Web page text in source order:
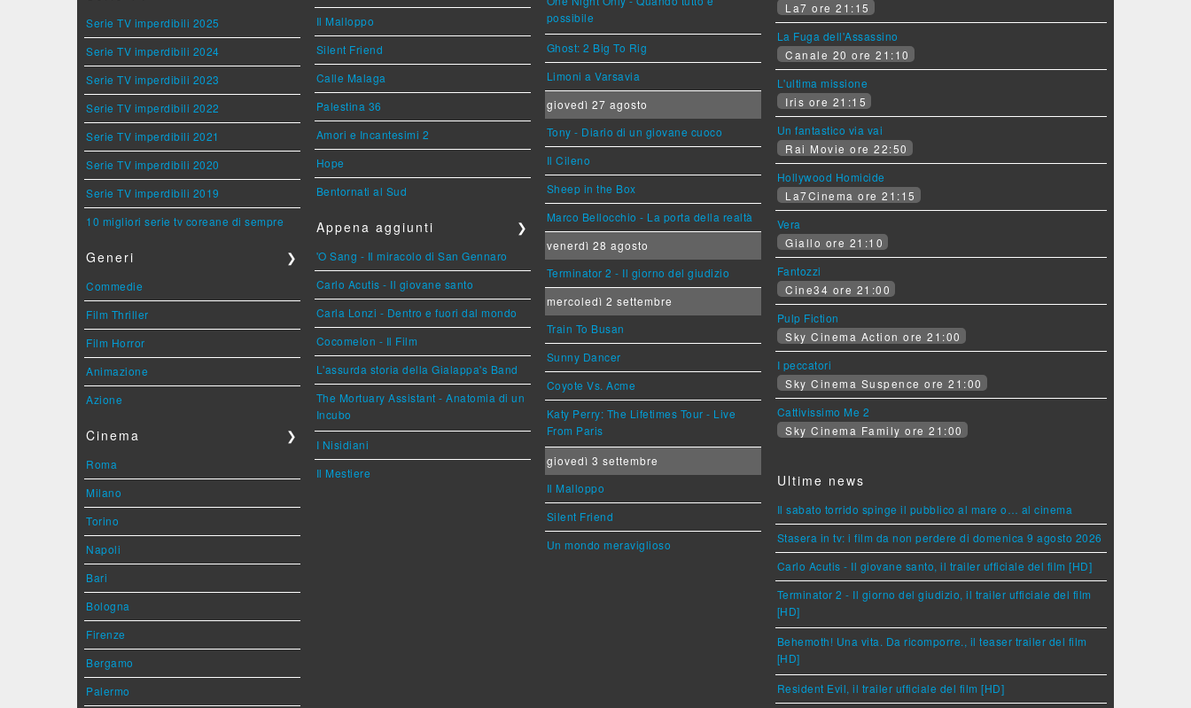
Serie TV imperdibili 2025
Serie TV imperdibili 2024
Serie TV imperdibili 2023
Serie TV imperdibili 2022
Serie TV imperdibili 2021
Serie TV imperdibili 2020
Serie TV imperdibili 2019
10 migliori serie tv coreane di sempre
Generi ❯
Commedie
Film Thriller
Film Horror
Animazione
Azione
Cinema ❯
Roma
Milano
Torino
Napoli
Bari
Bologna
Firenze
Bergamo
Palermo
Il Malloppo
Silent Friend
Calle Malaga
Palestina 36
Amori e Incantesimi 2
Hope
Bentornati al Sud
Appena aggiunti ❯
'O Sang - Il miracolo di San Gennaro
Carlo Acutis - Il giovane santo
Carla Lonzi - Dentro e fuori dal mondo
Cocomelon - Il Film
L'assurda storia della Gialappa's Band
The Mortuary Assistant - Anatomia di un
Incubo
I Nisidiani
Il Mestiere
possibile
Ghost: 2 Big To Rig
Limoni a Varsavia
giovedì 27 agosto
Tony - Diario di un giovane cuoco
Il Cileno
Sheep in the Box
Marco Bellocchio - La porta della realtà
venerdì 28 agosto
Terminator 2 - Il giorno del giudizio
mercoledì 2 settembre
Train To Busan
Sunny Dancer
Coyote Vs. Acme
Katy Perry: The Lifetimes Tour - Live
From Paris
giovedì 3 settembre
Il Malloppo
Silent Friend
Un mondo meraviglioso
La7 ore 21:15
La Fuga dell'Assassino
Canale 20 ore 21:10
L'ultima missione
Iris ore 21:15
Un fantastico via vai
Rai Movie ore 22:50
Hollywood Homicide
La7Cinema ore 21:15
Vera
Giallo ore 21:10
Fantozzi
Cine34 ore 21:00
Pulp Fiction
Sky Cinema Action ore 21:00
I peccatori
Sky Cinema Suspence ore 21:00
Cattivissimo Me 2
Sky Cinema Family ore 21:00
Ultime news
Il sabato torrido spinge il pubblico al mare o… al cinema
Stasera in tv: i film da non perdere di domenica 9 agosto 2026
Carlo Acutis - Il giovane santo, il trailer ufficiale del film [HD]
Terminator 2 - Il giorno del giudizio, il trailer ufficiale del film
[HD]
Behemoth! Una vita. Da ricomporre., il teaser trailer del film
[HD]
Resident Evil, il trailer ufficiale del film [HD]